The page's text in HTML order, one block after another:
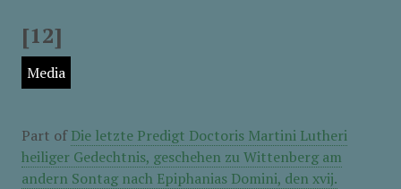
[12]
Media
Part ofDie letzte Predigt Doctoris Martini Lutheri
heiliger Gedechtnis, geschehen zu Wittenberg am
andern Sontag nach Epiphanias Domini, den xvij.